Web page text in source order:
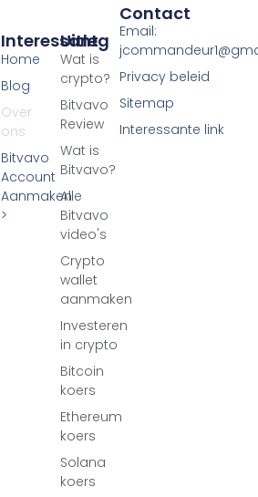
Uitleg
Wat is
crypto?
Bitvavo
Review
Wat is
Bitvavo?
Alle
Bitvavo
video's
Crypto
wallet
aanmaken
Investeren
in crypto
Bitcoin
koers
Ethereum
koers
Solana
koers
Interessant
Home
Blog
Over
ons
Bitvavo
Account
Aanmaken
>
Contact
Email:
Privacy beleid
Sitemap
Interessante link